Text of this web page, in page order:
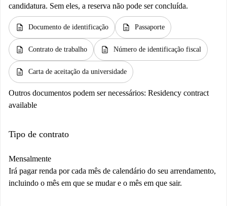
candidatura. Sem eles, a reserva não pode ser concluída.
description Documento de identificação description Passaporte
description Contrato de trabalho description Número de identificação fiscal
description Carta de aceitação da universidade
Outros documentos podem ser necessários: Residency contract
available
Tipo de contrato
Mensalmente
Irá pagar renda por cada mês de calendário do seu arrendamento,
incluindo o mês em que se mudar e o mês em que sair.